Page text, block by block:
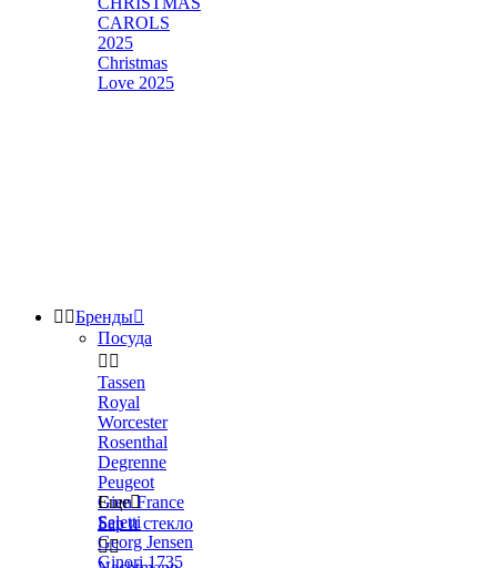
CAROLS
2025
Christmas
Love 2025
 Бренды
Посуда
 
Tassen
Royal
Worcester
Rosenthal
Degrenne
Peugeot
Gien France
Seletti
Georg Jensen
Ginori 1735
Еще
Бар и стекло
